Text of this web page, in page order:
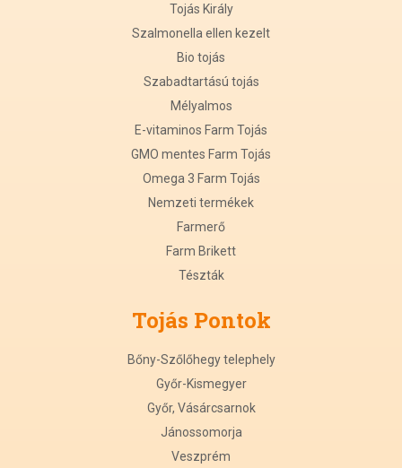
Tojás Király
Szalmonella ellen kezelt
Bio tojás
Szabadtartású tojás
Mélyalmos
E-vitaminos Farm Tojás
GMO mentes Farm Tojás
Omega 3 Farm Tojás
Nemzeti termékek
Farmerő
Farm Brikett
Tészták
Tojás Pontok
Bőny-Szőlőhegy telephely
Győr-Kismegyer
Győr, Vásárcsarnok
Jánossomorja
Veszprém